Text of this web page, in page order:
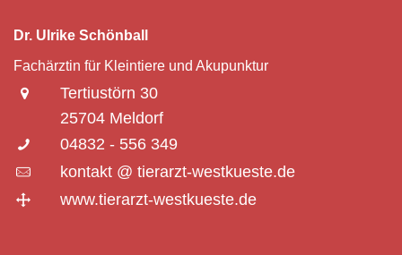
Dr. Ulrike Schönball
Fachärztin für Kleintiere und Akupunktur
Tertiustörn 30
25704 Meldorf
04832 - 556 349
kontakt @ tierarzt-westkueste.de
www.tierarzt-westkueste.de